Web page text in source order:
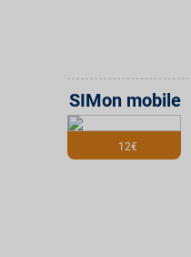
12€
SIMon mobile